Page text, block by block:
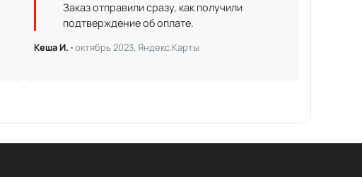
Заказ отправили сразу, как получили
подтверждение об оплате.
Кеша И. ·октябрь 2023, Яндекс.Карты